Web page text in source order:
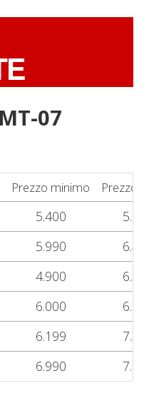
07
Prezzo minimo Prezzo
5.400
5.990
4.900
6.000
6.199
6.990